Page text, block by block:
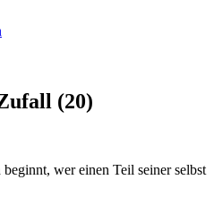
(20)
wer einen Teil seiner selbst